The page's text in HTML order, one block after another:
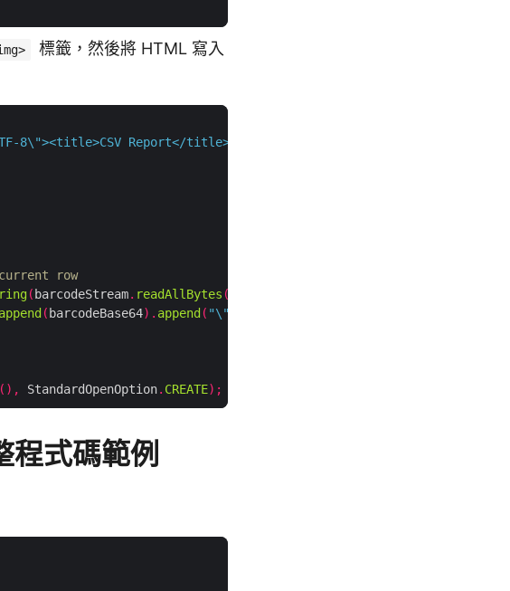
標籤，然後將 HTML 寫入
8\"><title>CSV Report</title></head><body>"
row
( barcodeStream. readAllBytes ());
append ( barcodeBase64). append ( "\"/></td>"
(), StandardOpenOption. CREATE);
程式碼範例